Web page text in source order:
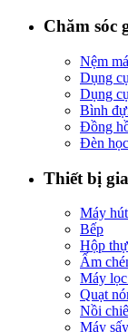
Chăm sóc
Nệm
Dụng
Dụng
Bình
Đồng
Đèn học
Thiết bị
Máy
Bếp
Hộp
Ấm
Máy
Quạt
Nồi
Máy